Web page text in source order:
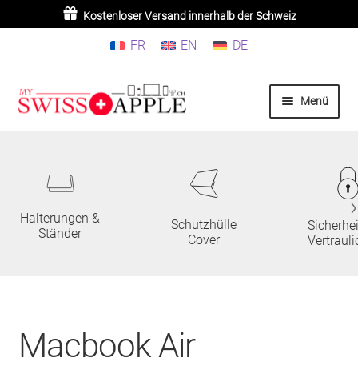
Kostenloser Versand innerhalb der Schweiz
Kaufen Sie 3 oder mehr Produkte =10 % Rabatt
FR EN DE
Zur
Navigation
Zum
Inhalt
Menü
iPhone
iPad
AirPods/Airtag
Halterungen &
Ständer
Schutzhülle
Cover
Macbook Air